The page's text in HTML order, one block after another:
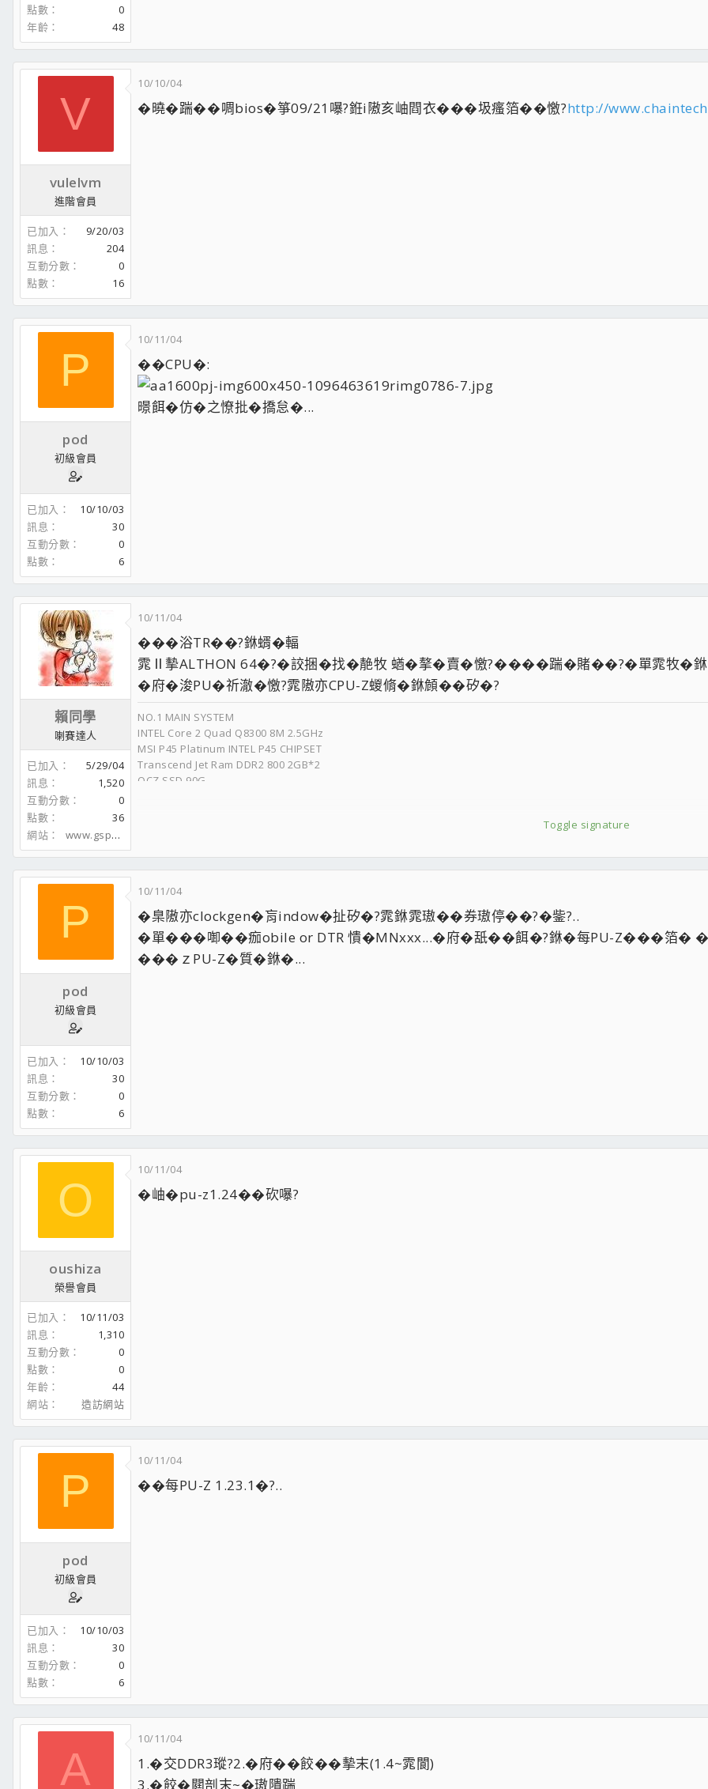
點數
0
年齡
48
V
vulelvm
進階會員
已加入
9/20/03
訊息
204
互動分數
0
點數
16
10/10/04
�曉�踹��啁bios�箏09/21嚗?銋i隞亥岫閰衣���圾瘙箔��憿?http://
P
pod
初級會員
已加入
10/10/03
訊息
30
互動分數
0
點數
6
10/11/04
��CPU�:
暻餌�仿�之憭批�撟怠�...
賴同學
喇賽達人
已加入
5/29/04
訊息
1,520
互動分數
0
點數
36
網站
www.gspot.idv.tw
10/11/04
���浴TR��?銝蝑�輻
雿Ⅱ摰ALTHON 64�?�詨捆�找�靘牧 蝤�摮�賣�憿?����踹�賭��?�單雿牧�銝
�府�浚PU�祈澈�憿?雿隞亦CPU-Z蝬脩�銝頠��矽�?
Toggle signature
NO.1 MAIN SYSTEM
INTEL Core 2 Quad Q8300 8M 2.5GHz
MSI P45 Platinum INTEL P45 CHIPSET
Transcend Jet Ram DDR2 800 2GB*2
OCZ SSD 90G
INTEL Core 2 Duo E6420 4M 2.13GHz
GIGABYTE 965P INTEL 965 CHIPSET
Transcend Jet Ram DDR2 667 1GB*2
Hitachi 320G 7200RPM SATAII
MSI Nvidia 9800GTX 512MB PCI-E
P
pod
初級會員
已加入
10/10/03
訊息
30
互動分數
0
點數
6
10/11/04
�臬隞亦clockgen�肓indow�扯矽�?雿銝雿璈��券璈停��?�鈭?..
�單���啣��痂obile or DTR 憒�MNxxx...�府�舐��餌�?銝�每PU-Z���箔� �牢
���ｚPU-Z�質�銝�...
O
oushiza
榮譽會員
已加入
10/11/03
訊息
1,310
互動分數
0
點數
0
年齡
44
網站
造訪網站
10/11/04
�岫�pu-z1.24��砍嚗?
P
pod
初級會員
已加入
10/10/03
訊息
30
互動分數
0
點數
6
10/11/04
��每PU-Z 1.23.1�?..
A
10/11/04
1.�交DDR3瑽?2.�府��餃��摰末(1.4~雿閬)
3.�餃�閮剖末~�璈隤踹